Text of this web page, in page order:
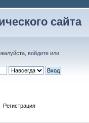
сайта
войдите или
Регистрация